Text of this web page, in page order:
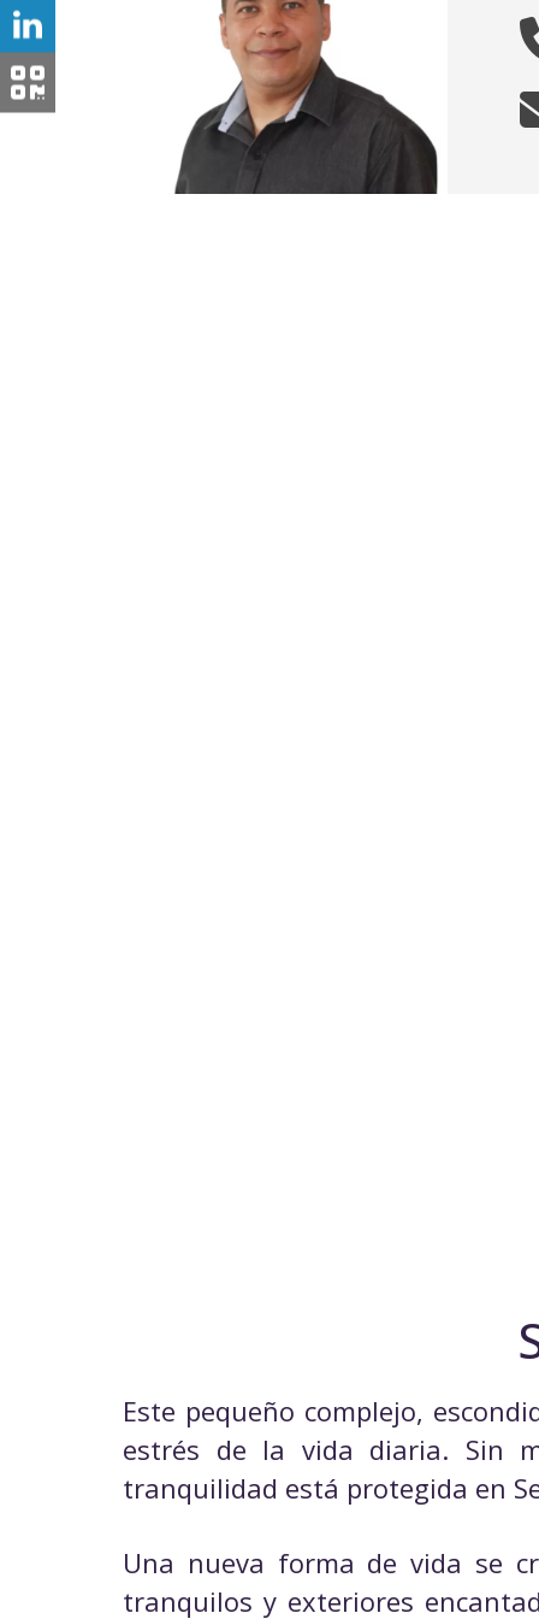
Este pequeño complejo,
estrés de la vida diaria. Sin
tranquilidad está protegida en
Una nueva forma de vida se
tranquilos y exteriores